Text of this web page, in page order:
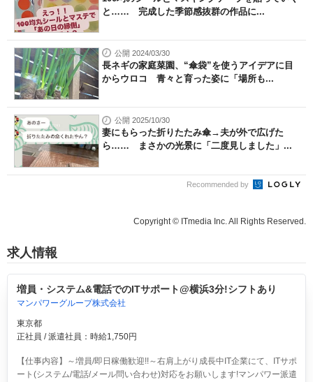
と…… 完成した季節感抜群の作品に...
公開 2024/03/30
長ネギの家庭菜園、“傘袋”を使うアイデアに目
からウロコ 青々と育った姿に「場所も...
公開 2025/10/30
妻にもらった折りたたみ傘→夫が外で広げた
ら…… まさかの光景に「二度見しました」...
Recommended by
Copyright © ITmedia Inc. All Rights Reserved.
求人情報
増員・システム&電話でのITサポート@横浜3分!シフトあり
マンパワーグループ株式会社
東京都
正社員 / 派遣社員：時給1,750円
【仕事内容】～増員/即日稼働歓迎!!～右肩上がり成長中IT企業にて、ITサポ
ート(システム/電話/メール問い合わせ)対応をお願いします!マンパワー派遣